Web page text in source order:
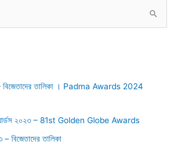
বিজেতাদের তালিকা । Padma Awards 2024
২০২৩ – 81st Golden Globe Awards
বিজেতাদের তালিকা